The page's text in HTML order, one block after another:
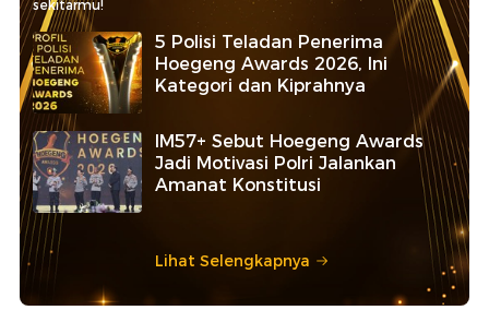
sekitarmu!
5 Polisi Teladan Penerima
Hoegeng Awards 2026, Ini
Kategori dan Kiprahnya
IM57+ Sebut Hoegeng Awards
Jadi Motivasi Polri Jalankan
Amanat Konstitusi
Lihat Selengkapnya